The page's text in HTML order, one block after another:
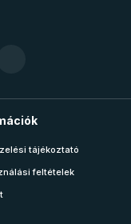
tájékoztató
feltételek